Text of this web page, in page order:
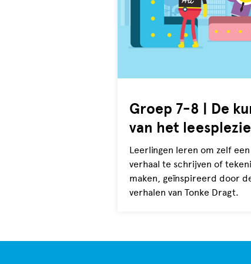
Groep 7-8 | De
van het
Leerlingen leren om zelf
verhaal te schrijven of
maken, geïnspireerd door
verhalen van Tonke Dragt.